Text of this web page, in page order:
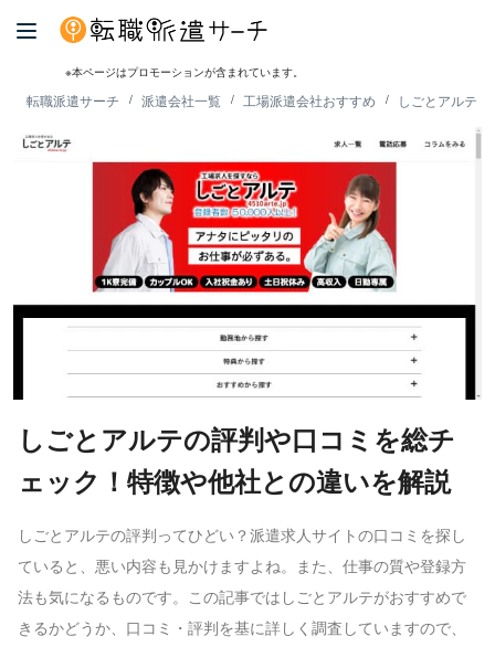
※本ページはプロモーションが含まれています。
転職派遣サーチ 派遣会社一覧 工場派遣会社おすすめ しごとアルテ
しごとアルテの評判や口コミを総チ
ェック！特徴や他社との違いを解説
しごとアルテの評判ってひどい？派遣求人サイトの口コミを探し
ていると、悪い内容も見かけますよね。また、仕事の質や登録方
法も気になるものです。この記事ではしごとアルテがおすすめで
きるかどうか、口コミ・評判を基に詳しく調査していますので、